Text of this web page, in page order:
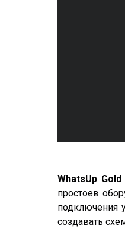
WhatsUp Gold
простоев
подключения
создавать